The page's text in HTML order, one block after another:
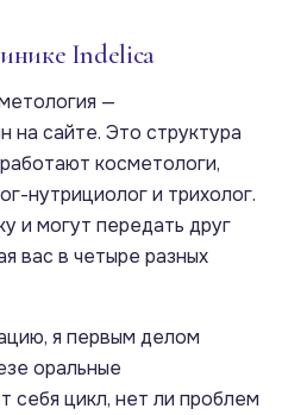
Indelica
—
на сайте. Это структура
косметологи,
нутрициолог и трихолог.
и могут передать друг
вас в четыре разных
я первым делом
оральные
себя цикл, нет ли проблем